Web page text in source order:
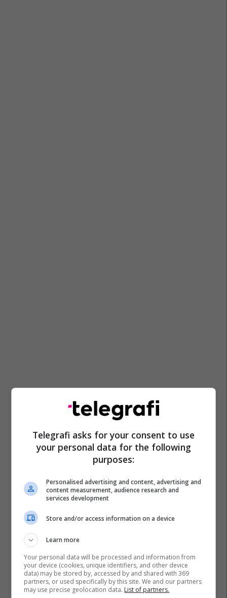
Telegrafi asks for your consent to use
your personal data for the following
purposes:
Personalised advertising and content, advertising and
content measurement, audience research and
services development
Store and/or access information on a device
Learn more
Your personal data will be processed and information from
your device (cookies, unique identifiers, and other device
data) may be stored by, accessed by and shared with 369
partners, or used specifically by this site. We and our partners
may use precise geolocation data. List of partners.